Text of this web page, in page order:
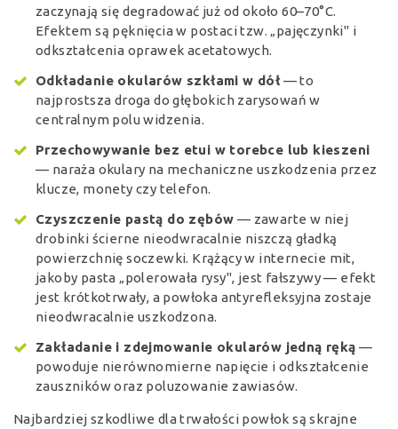
zaczynają się degradować już od około 60–70°C.
Efektem są pęknięcia w postaci tzw. „pajęczynki" i
odkształcenia oprawek acetatowych.
Odkładanie okularów szkłami w dół— to
najprostsza droga do głębokich zarysowań w
centralnym polu widzenia.
Przechowywanie bez etui w torebce lub kieszeni
— naraża okulary na mechaniczne uszkodzenia przez
klucze, monety czy telefon.
Czyszczenie pastą do zębów — zawarte w niej
drobinki ścierne nieodwracalnie niszczą gładką
powierzchnię soczewki. Krążący w internecie mit,
jakoby pasta „polerowała rysy", jest fałszywy — efekt
jest krótkotrwały, a powłoka antyrefleksyjna zostaje
nieodwracalnie uszkodzona.
Zakładanie i zdejmowanie okularów jedną ręką —
powoduje nierównomierne napięcie i odkształcenie
zauszników oraz poluzowanie zawiasów.
Najbardziej szkodliwe dla trwałości powłok są skrajne